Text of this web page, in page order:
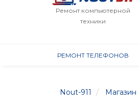
Ремонт компьютерной
техники
РЕМОНТ ТЕЛЕФОНОВ
Nout-911 Магазин